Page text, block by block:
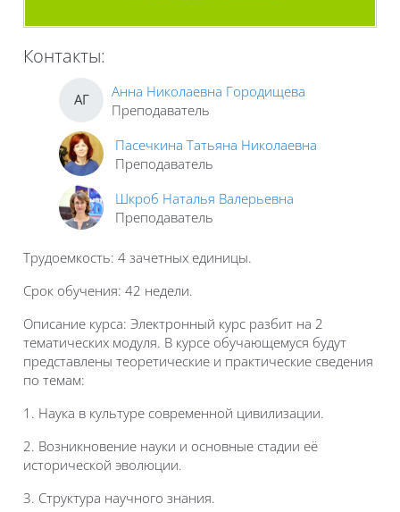
Контакты:
АГ
Анна Николаевна Городищева
Преподаватель
Пасечкина Татьяна Николаевна
Преподаватель
Шкроб Наталья Валерьевна
Преподаватель
Трудоемкость: 4 зачетных единицы.
Срок обучения: 42 недели.
Описание курса: Электронный курс разбит на 2
тематических модуля. В курсе обучающемуся будут
представлены теоретические и практические сведения
по темам:
1. Наука в культуре современной цивилизации.
2. Возникновение науки и основные стадии её
исторической эволюции.
3. Структура научного знания.